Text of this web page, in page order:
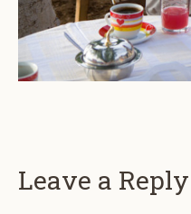
Leave a Reply